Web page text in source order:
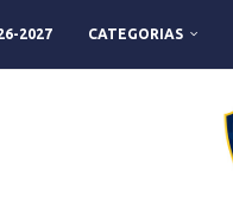
2027 CATEGORIAS